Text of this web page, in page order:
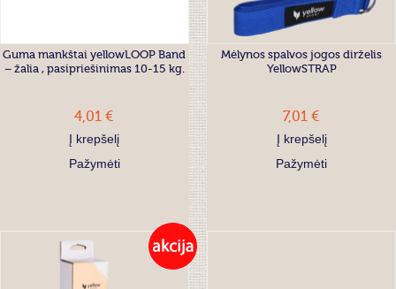
Guma mankštai yellowLOOP Band
– žalia , pasipriešinimas 10-15 kg.
4,01 €
Į krepšelį
Pažymėti
Mėlynos spalvos jogos dirželis
YellowSTRAP
7,01 €
Į krepšelį
Pažymėti